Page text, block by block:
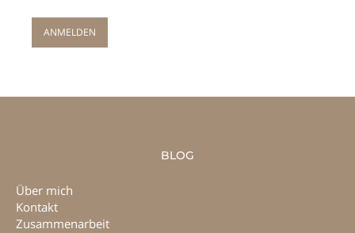
BLOG
Über mich
Kontakt
Zusammenarbeit